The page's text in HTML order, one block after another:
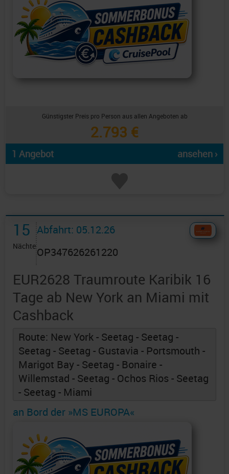
Günstigster Preis pro Person aus allen Angeboten ab
2.793 €
1 Angebot ansehen ›
15
Nächte
Abfahrt: 05.12.26
OP347626261220
EUR2628 Traumroute Karibik 16
Tage ab New York an Miami mit
Cashback
Route: New York - Seetag - Seetag -
Seetag - Seetag - Gustavia - Portsmouth -
Marigot Bay - Seetag - Bonaire -
Willemstad - Seetag - Ochos Rios - Seetag
- Seetag - Miami
an Bord der »MS EUROPA«